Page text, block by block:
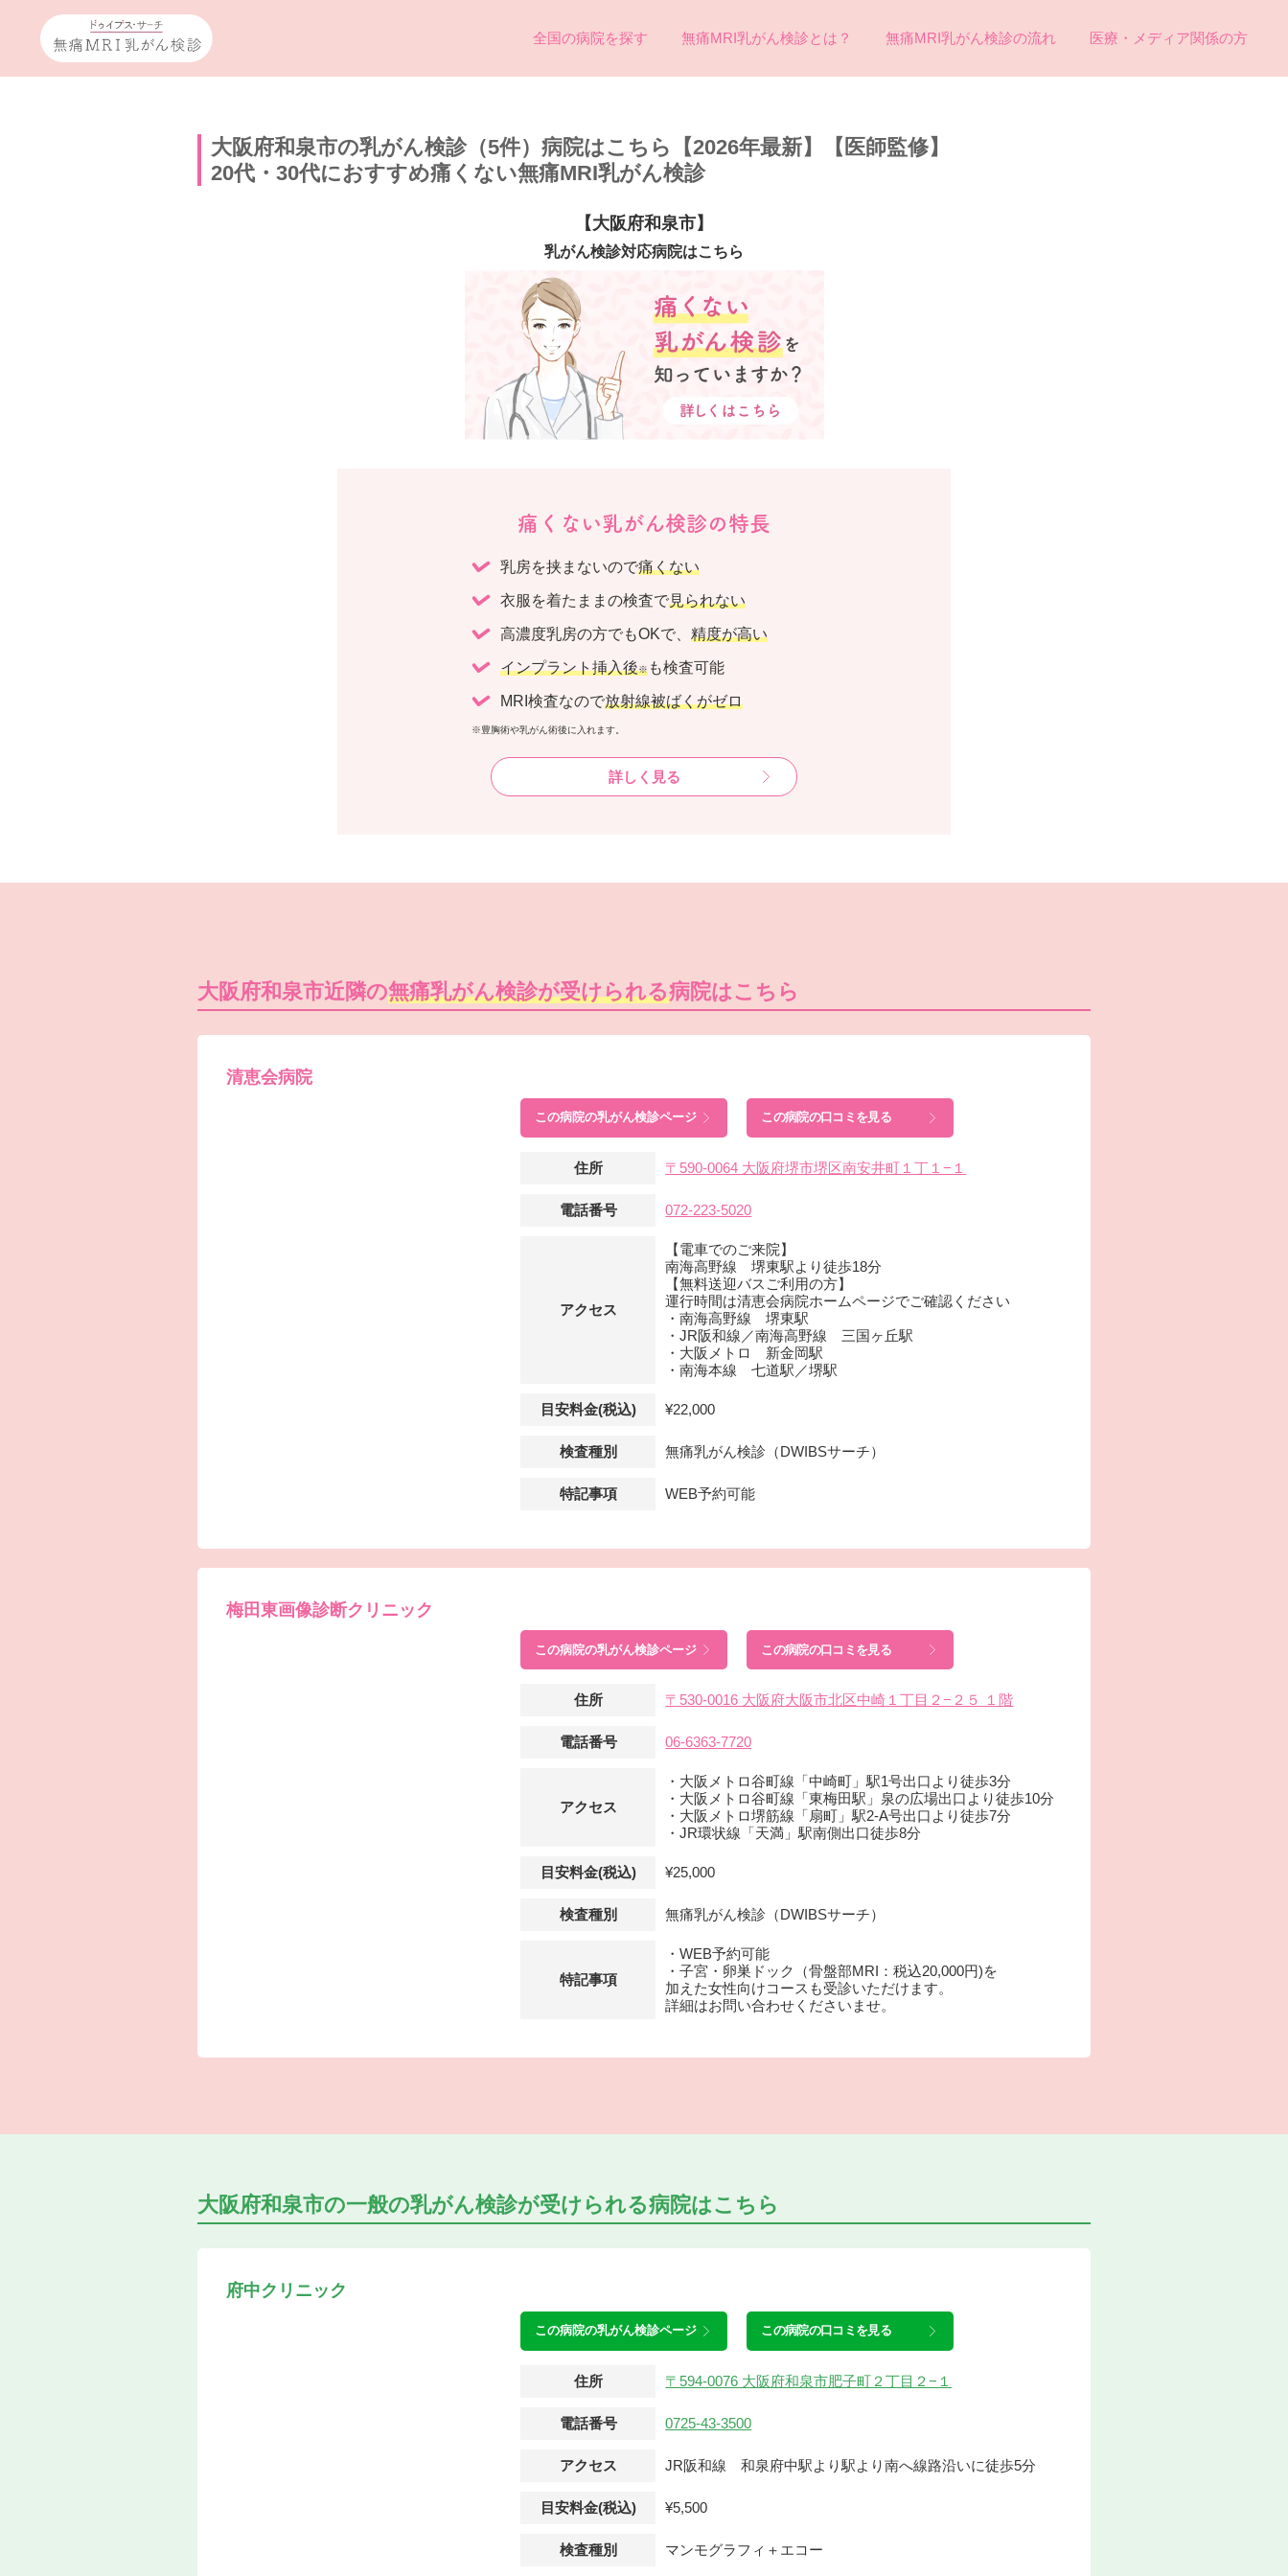
全国の病院を探す 無痛MRI乳がん検診とは？ 無痛MRI乳がん検診の流れ 医療・メディア関係の方
大阪府和泉市の乳がん検診（5件）病院はこちら【2026年最新】【医師監修】
20代・30代におすすめ痛くない無痛MRI乳がん検診
【大阪府和泉市】
乳がん検診対応病院はこちら
痛くない乳がん検診の特長
乳房を挟まないので痛くない
衣服を着たままの検査で見られない
高濃度乳房の方でもOKで、 精度が高い
インプラント挿入後※ も検査可能
MRI検査なので放射線被ばくがゼロ
※豊胸術や乳がん術後に入れます。
詳しく見る
大阪府和泉市近隣の無痛乳がん検診が受けられる病院はこちら
清恵会病院
この病院の乳がん検診ページ この病院の口コミを見る
住所 〒590-0064 大阪府堺市堺区南安井町１丁１−１
電話番号 072-223-5020
アクセス
【電車でのご来院】
南海高野線 堺東駅より徒歩18分
【無料送迎バスご利用の方】
運行時間は清恵会病院ホームページでご確認ください
・南海高野線 堺東駅
・JR阪和線／南海高野線 三国ヶ丘駅
・大阪メトロ 新金岡駅
・南海本線 七道駅／堺駅
目安料金(税込) ¥22,000
検査種別 無痛乳がん検診（DWIBSサーチ）
特記事項 WEB予約可能
梅田東画像診断クリニック
この病院の乳がん検診ページ この病院の口コミを見る
住所 〒530-0016 大阪府大阪市北区中崎１丁目２−２５ １階
電話番号 06-6363-7720
アクセス
・大阪メトロ谷町線「中崎町」駅1号出口より徒歩3分
・大阪メトロ谷町線「東梅田駅」泉の広場出口より徒歩10分
・大阪メトロ堺筋線「扇町」駅2-A号出口より徒歩7分
・JR環状線「天満」駅南側出口徒歩8分
目安料金(税込) ¥25,000
検査種別 無痛乳がん検診（DWIBSサーチ）
特記事項
・WEB予約可能
・子宮・卵巣ドック（骨盤部MRI：税込20,000円)を
加えた女性向けコースも受診いただけます。
詳細はお問い合わせくださいませ。
大阪府和泉市の一般の乳がん検診が受けられる病院はこちら
府中クリニック
この病院の乳がん検診ページ この病院の口コミを見る
住所 〒594-0076 大阪府和泉市肥子町２丁目２−１
電話番号 0725-43-3500
アクセス JR阪和線 和泉府中駅より駅より南へ線路沿いに徒歩5分
目安料金(税込) ¥5,500
検査種別 マンモグラフィ＋エコー